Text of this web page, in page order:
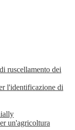
ruscellamento dei
l'identificazione di
un'agricoltura